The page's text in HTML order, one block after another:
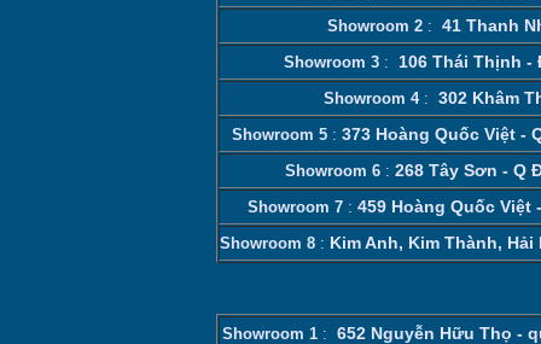
Showroom 2 : 41 Thanh
Showroom 3 : 106 Thái Thịnh -
Showroom 4 : 302 Khâm
Showroom 5 : 373 Hoàng Quốc Việt -
Showroom 6 : 268 Tây Sơn - Q
Showroom 7 : 459 Hoàng Quốc Việt
Showroom 8 : Kim Anh, Kim Thành, Hải
Showroom 1 : 652 Nguyễn Hữu Thọ -